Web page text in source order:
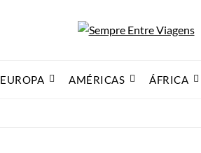
EUROPA AMÉRICAS ÁFRICA